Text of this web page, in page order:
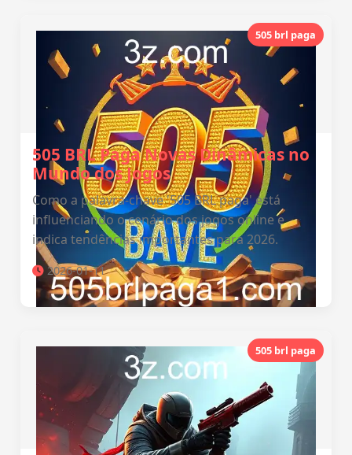
505 brl paga
505 BRL Paga Novas Dinâmicas no
Mundo dos Jogos
Como a palavra-chave '505 BRL paga' está
influenciando o cenário dos jogos online e
indica tendências importantes para 2026.
2026-01-11
505 brl paga